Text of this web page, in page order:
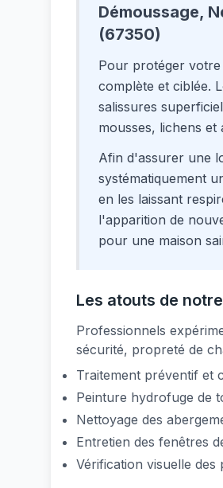
Démoussage,
(67350)
Pour protéger
complète et ciblée.
salissures
mousses, lichens et
Afin d'assurer une
systématiquement
en les laissant
l'apparition de
pour une maison
Les atouts de
Professionnels
sécurité, propreté de
Traitement préventif et
Peinture hydrofuge de
Nettoyage des
Entretien des fenêtres
Vérification visuelle